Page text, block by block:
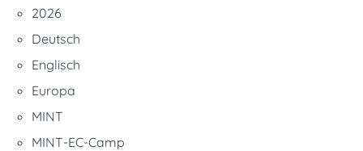
2026
Deutsch
Englisch
Europa
MINT
MINT-EC-Camp